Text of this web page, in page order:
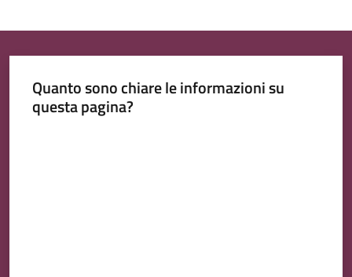
Quanto sono chiare le informazioni su
questa pagina?